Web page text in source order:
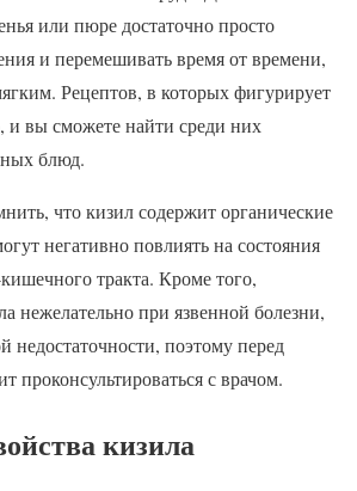
или пюре достаточно просто
и перемешивать время от времени,
Рецептов, в которых фигурирует
и вы сможете найти среди них
блюд.
что кизил содержит органические
негативно повлиять на состояния
тракта. Кроме того,
нежелательно при язвенной болезни,
недостаточности, поэтому перед
проконсультироваться с врачом.
кизила